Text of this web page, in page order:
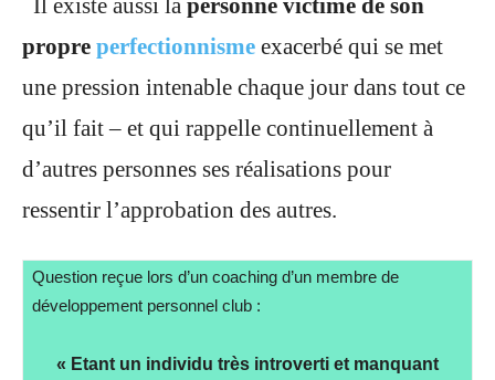
Il existe aussi la personne victime de son
propre perfectionnisme exacerbé qui se met
une pression intenable chaque jour dans tout ce
qu’il fait – et qui rappelle continuellement à
d’autres personnes ses réalisations pour
ressentir l’approbation des autres.
Question reçue lors d’un coaching d’un membre de
développement personnel club :
« Etant un individu très introverti et manquant